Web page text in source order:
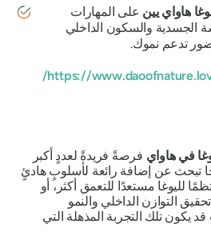
هاواي يينعلى المهارات
الجسدية والسكون الداخلي
تدعم نموك.
https://
في هاوايفرصةً فريدةً لعددٍ أكبر
تبحث عن إضافة رائعة لأسلوبٍ هادئٍ
لليوغا مستعدًا للتعمق أكثر، أو
التوازن الداخلي والنمو
يكون تلك التجربة المذهلة التي